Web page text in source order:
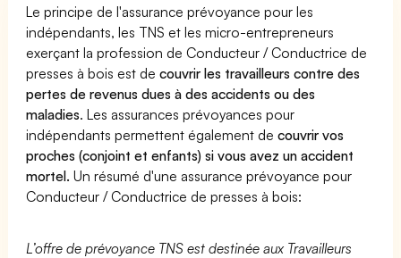
Le principe de l'assurance prévoyance pour les
indépendants, les TNS et les micro-entrepreneurs
exerçant la profession de Conducteur / Conductrice de
presses à bois est decouvrir les travailleurs contre des
pertes de revenus dues à des accidents ou des
maladies. Les assurances prévoyances pour
indépendants permettent également decouvrir vos
proches (conjoint et enfants) si vous avez un accident
mortel. Un résumé d'une assurance prévoyance pour
Conducteur / Conductrice de presses à bois:
L’offre de prévoyance TNS est destinée aux Travailleurs